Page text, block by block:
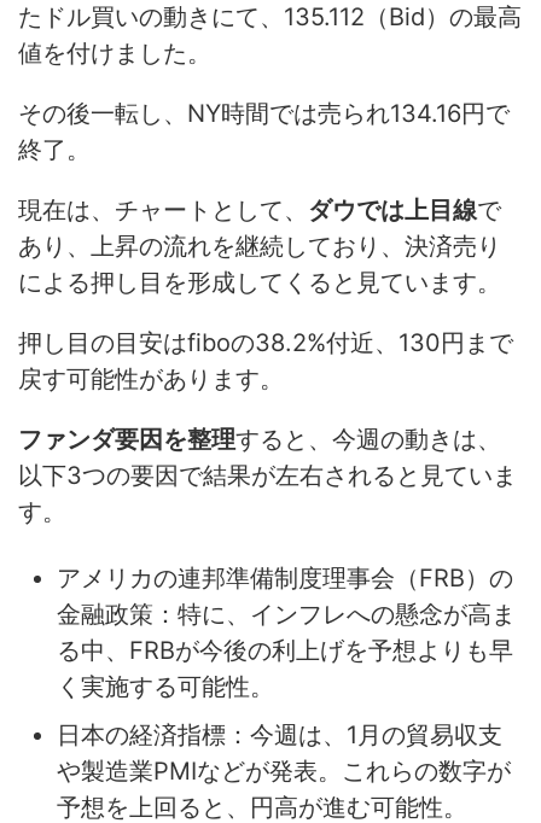
たドル買いの動きにて、135.112（Bid）の最高
値を付けました。
その後一転し、NY時間では売られ134.16円で
終了。
現在は、チャートとして、 ダウでは上目線で
あり、上昇の流れを継続しており、決済売り
による押し目を形成してくると見ています。
押し目の目安はfiboの38.2%付近、130円まで
戻す可能性があります。
ファンダ要因を整理すると、今週の動きは、
以下3つの要因で結果が左右されると見ていま
す。
アメリカの連邦準備制度理事会（FRB）の
金融政策：特に、インフレへの懸念が高ま
る中、FRBが今後の利上げを予想よりも早
く実施する可能性。
日本の経済指標：今週は、1月の貿易収支
や製造業PMIなどが発表。これらの数字が
予想を上回ると、円高が進む可能性。